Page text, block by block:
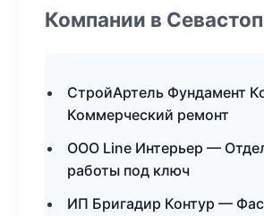
Компании в
СтройАртель Фундамент
Коммерческий ремонт
ООО Line Интерьер —
работы под ключ
ИП Бригадир Контур —